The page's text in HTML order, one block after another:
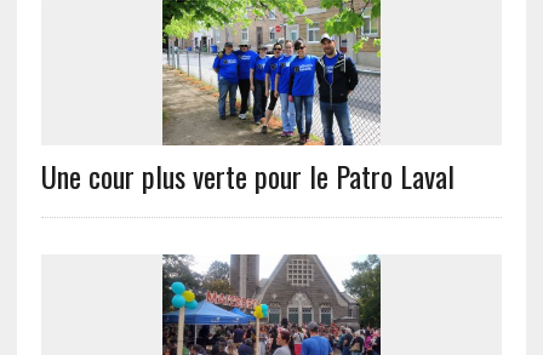
Une cour plus verte pour le Patro Laval